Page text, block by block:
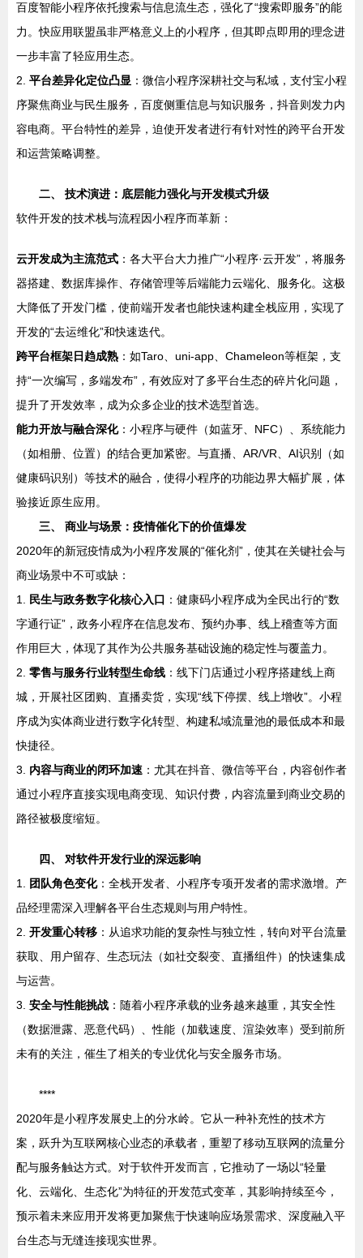
百度智能小程序依托搜索与信息流生态，强化了“搜索即服务”的能
力。快应用联盟虽非严格意义上的小程序，但其即点即用的理念进
一步丰富了轻应用生态。
2. 平台差异化定位凸显 ：微信小程序深耕社交与私域，支付宝小程
序聚焦商业与民生服务，百度侧重信息与知识服务，抖音则发力内
容电商。平台特性的差异，迫使开发者进行有针对性的跨平台开发
和运营策略调整。
二、 技术演进：底层能力强化与开发模式升级
软件开发的技术栈与流程因小程序而革新：
云开发成为主流范式 ：各大平台大力推广“小程序·云开发”，将服务
器搭建、数据库操作、存储管理等后端能力云端化、服务化。这极
大降低了开发门槛，使前端开发者也能快速构建全栈应用，实现了
开发的“去运维化”和快速迭代。
跨平台框架日趋成熟 ：如Taro、uni-app、Chameleon等框架，支
持“一次编写，多端发布”，有效应对了多平台生态的碎片化问题，
提升了开发效率，成为众多企业的技术选型首选。
能力开放与融合深化：小程序与硬件（如蓝牙、NFC）、系统能力
（如相册、位置）的结合更加紧密。与直播、AR/VR、AI识别（如
健康码识别）等技术的融合，使得小程序的功能边界大幅扩展，体
验接近原生应用。
三、 商业与场景：疫情催化下的价值爆发
2020年的新冠疫情成为小程序发展的“催化剂”，使其在关键社会与
商业场景中不可或缺：
1. 民生与政务数字化核心入口 ：健康码小程序成为全民出行的“数
字通行证”，政务小程序在信息发布、预约办事、线上稽查等方面
作用巨大，体现了其作为公共服务基础设施的稳定性与覆盖力。
2. 零售与服务行业转型生命线 ：线下门店通过小程序搭建线上商
城，开展社区团购、直播卖货，实现“线下停摆、线上增收”。小程
序成为实体商业进行数字化转型、构建私域流量池的最低成本和最
快捷径。
3. 内容与商业的闭环加速 ：尤其在抖音、微信等平台，内容创作者
通过小程序直接实现电商变现、知识付费，内容流量到商业交易的
路径被极度缩短。
四、 对软件开发行业的深远影响
1. 团队角色变化：全栈开发者、小程序专项开发者的需求激增。产
品经理需深入理解各平台生态规则与用户特性。
2. 开发重心转移 ：从追求功能的复杂性与独立性，转向对平台流量
获取、用户留存、生态玩法（如社交裂变、直播组件）的快速集成
与运营。
3. 安全与性能挑战 ：随着小程序承载的业务越来越重，其安全性
（数据泄露、恶意代码）、性能（加载速度、渲染效率）受到前所
未有的关注，催生了相关的专业优化与安全服务市场。
****
2020年是小程序发展史上的分水岭。它从一种补充性的技术方
案，跃升为互联网核心业态的承载者，重塑了移动互联网的流量分
配与服务触达方式。对于软件开发而言，它推动了一场以“轻量
化、云端化、生态化”为特征的开发范式变革，其影响持续至今，
预示着未来应用开发将更加聚焦于快速响应场景需求、深度融入平
台生态与无缝连接现实世界。